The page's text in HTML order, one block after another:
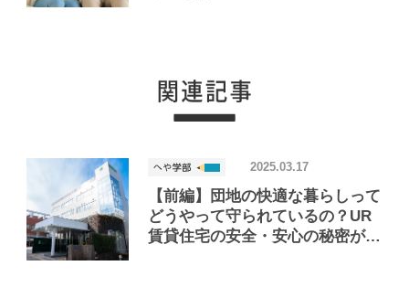
【前編】団地の快適な暮らしって
どうやって守られているの？UR
賃貸住宅の安全・安心の秘密がつ
2025.03.17